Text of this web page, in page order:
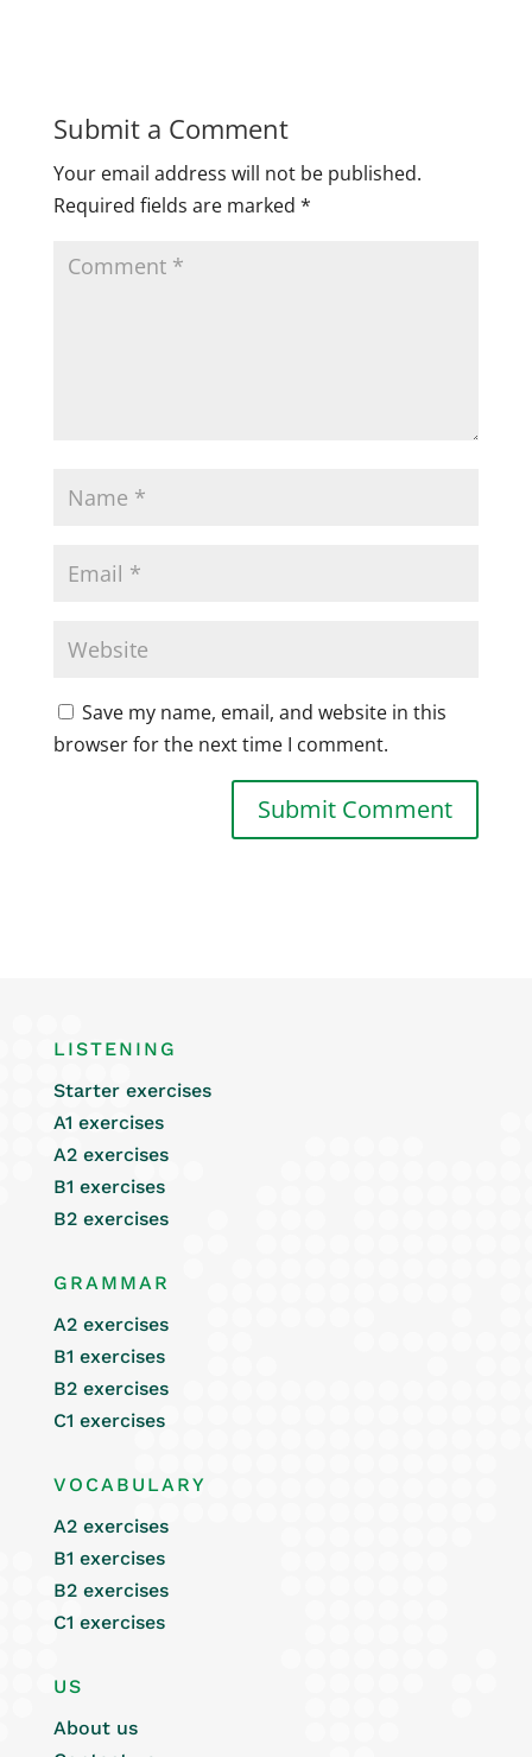
Submit a Comment
Your email address will not be published.
Required fields are marked *
Save my name, email, and website in this
browser for the next time I comment.
LISTENING
Starter exercises
A1 exercises
A2 exercises
B1 exercises
B2 exercises
GRAMMAR
A2 exercises
B1 exercises
B2 exercises
C1 exercises
VOCABULARY
A2 exercises
B1 exercises
B2 exercises
C1 exercises
US
About us